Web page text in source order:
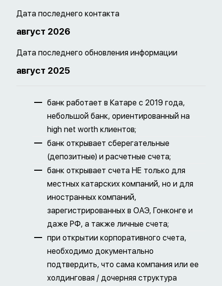
Дата последнего контакта
август 2026
Дата последнего обновления информации
август 2025
банк работает в Катаре с 2019 года,
небольшой банк, ориентированный на
high net worth клиентов;
банк открывает сберегательные
(депозитные) и расчетные счета;
банк открывает счета НЕ только для
местных катарских компаний, но и для
иностранных компаний,
зарегистрированных в ОАЭ, Гонконге и
даже РФ, а также личные счета;
при открытии корпоративного счета,
необходимо документально
подтвердить, что сама компания или ее
холдинговая / дочерняя структура